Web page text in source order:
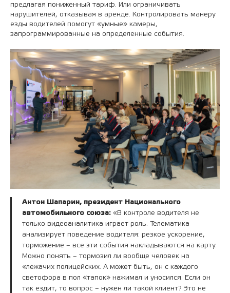
предлагая пониженный тариф. Или ограничивать
нарушителей, отказывая в аренде. Контролировать манеру
езды водителей помогут «умные» камеры,
запрограммированные на определенные события.
Антон Шапарин, президент Национального
автомобильного союза: «В контроле водителя не
только видеоаналитика играет роль. Телематика
анализирует поведение водителя: резкое ускорение,
торможение – все эти события накладываются на карту.
Можно понять – тормозил ли вообще человек на
«лежачих полицейских. А может быть, он с каждого
светофора в пол «тапок» нажимал и уносился. Если он
так ездит, то вопрос – нужен ли такой клиент? Это не